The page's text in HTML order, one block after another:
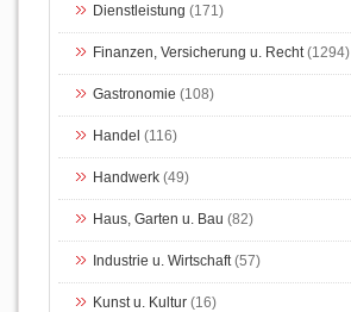
Dienstleistung (171)
Finanzen, Versicherung u. Recht(1294)
Gastronomie (108)
Handel (116)
Handwerk (49)
Haus, Garten u. Bau (82)
Industrie u. Wirtschaft(57)
Kunst u. Kultur (16)